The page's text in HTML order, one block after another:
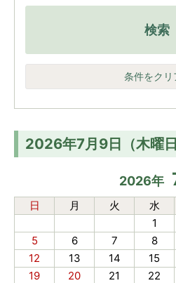
検索
条件をクリ
2026年7月9日（木曜
2026年
日 月 火 水
1
5
6 7 8
12
13 14 15
19
20 21 22